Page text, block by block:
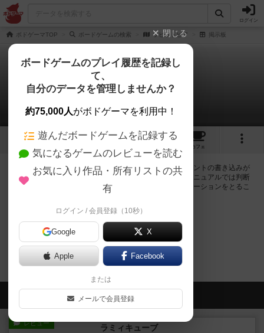
ログイン
ボドゲーマTOP ボードゲームの検索 ラビットピア 掲示板
ラビットピア
0件の掲示板
5
カフェ
ログインするとラビットピアに関する掲示板の作成やコメントの書き込みが
出来るようになります。ルールの疑問やエラッタ情報、マニュアルでは判断
し辛い曖昧な表記等について会員同士で自由にコミュニケーションをとるこ
ログイン/無料会員登録
ラビットピアのトップに戻る
会員の新しい投稿
レビュー ラミィキューブ
閉じる
ボードゲームのプレイ履歴を記録し
て、
自分のデータを管理しませんか？
約75,000人がボドゲーマを利用中！
遊んだボードゲームを記録する
気になるゲームのレビューを読む
お気に入り作品・所有リストの共
有
ログイン / 会員登録（10秒）
Google X
Apple Facebook
または
メールで会員登録